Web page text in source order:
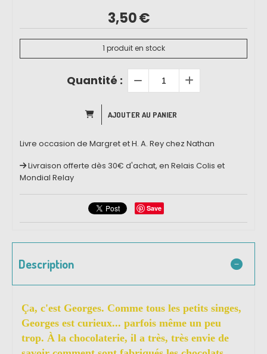
3,50€
1 produit en stock
Quantité :
AJOUTER AU PANIER
Livre occasion de Margret et H. A. Rey chez Nathan
Livraison offerte dès 30€ d'achat, en Relais Colis et
Mondial Relay
Save
Description
Ça, c'est Georges. Comme tous les petits singes,
Georges est curieux... parfois même un peu
trop. À la chocolaterie, il a très, très envie de